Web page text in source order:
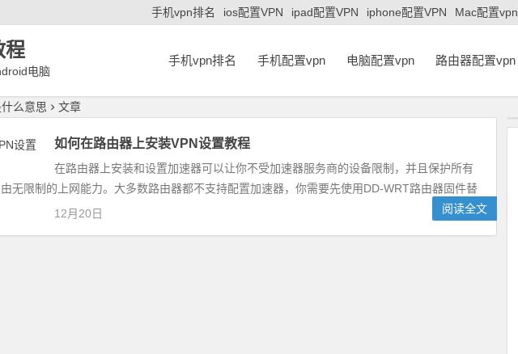
手机vpn排名 ios配置VPN ipad配置VPN iphone配置VPN Mac配置vpn
程
电脑
手机vpn排名 手机配置vpn 电脑配置vpn 路由器配置vpn
么意思 文章
如何在路由器上安装VPN设置教程
在路由器上安装和设置加速器可以让你不受加速器服务商的设备限制，并且保护所有
无限制的上网能力。大多数路由器都不支持配置加速器，你需要先使用DD-WRT路由器固件替
12月20日 阅读全文